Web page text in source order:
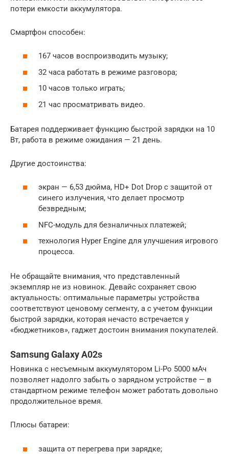
потери емкости аккумулятора.
Смартфон способен:
167 часов воспроизводить музыку;
32 часа работать в режиме разговора;
10 часов только играть;
21 час просматривать видео.
Батарея поддерживает функцию быстрой зарядки на 10
Вт, работа в режиме ожидания — 21 день.
Другие достоинства:
экран — 6,53 дюйма, HD+ Dot Drop с защитой от
синего излучения, что делает просмотр
безвредным;
NFC-модуль для безналичных платежей;
технология Hyper Engine для улучшения игрового
процесса.
Не обращайте внимания, что представленный
экземпляр не из новинок. Девайс сохраняет свою
актуальность: оптимальные параметры устройства
соответствуют ценовому сегменту, а с учетом функции
быстрой зарядки, которая нечасто встречается у
«бюджетников», гаджет достоин внимания покупателей.
Samsung Galaxy A02s
Новинка с несъемным аккумулятором Li-Po 5000 мАч
позволяет надолго забыть о зарядном устройстве — в
стандартном режиме телефон может работать довольно
продолжительное время.
Плюсы батареи:
защита от перегрева при зарядке;